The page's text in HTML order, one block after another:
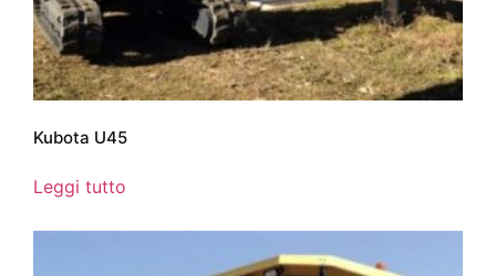
Kubota U45
Leggi tutto